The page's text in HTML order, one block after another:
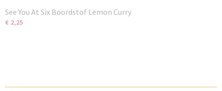
See You At Six Boordstof Lemon Curry
€ 2,25